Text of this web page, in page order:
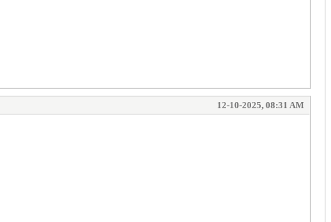
12-10-2025, 08:31 AM